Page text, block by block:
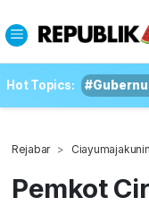
Hot Topics:
Rejabar
Pemkot